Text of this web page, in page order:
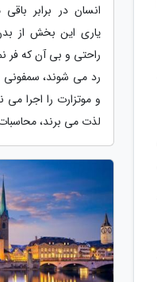
انسان در برابر
یاری این بخش از
راحتی و بی آن که فر
رد می شوند، سمفونی
و موتزارت را اجرا می
لذت می برند،